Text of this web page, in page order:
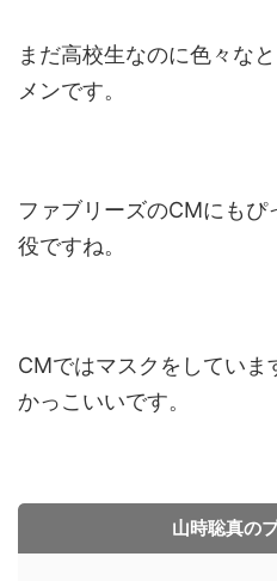
まだ高校生なのに色々な
メンです。
ファブリーズのCMにもぴ
役ですね。
CMではマスクをしていま
かっこいいです。
山時聡真の